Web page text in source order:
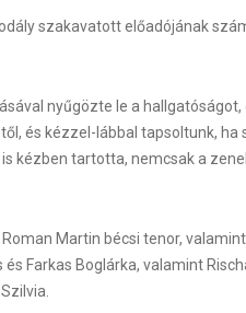
szakavatott előadójának
nyűgözte le a
és kézzel-lábbal tapsoltunk,
kézben tartotta, nemcsak a
Martin bécsi tenor,
Farkas Boglárka, valamint